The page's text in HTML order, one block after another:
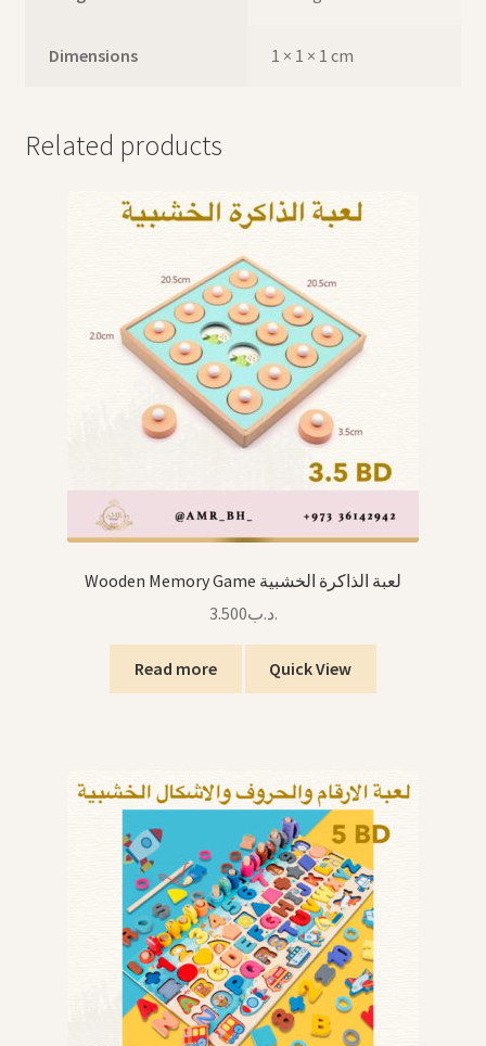
Dimensions 1 × 1 × 1 cm
Related products
Wooden Memory Game لعبة الذاكرة الخشبية
.د.ب3.500
Read more Quick View